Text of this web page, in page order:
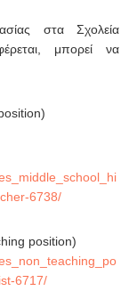
στα Σχολεία
μπορεί να
6738/
position)
6717/